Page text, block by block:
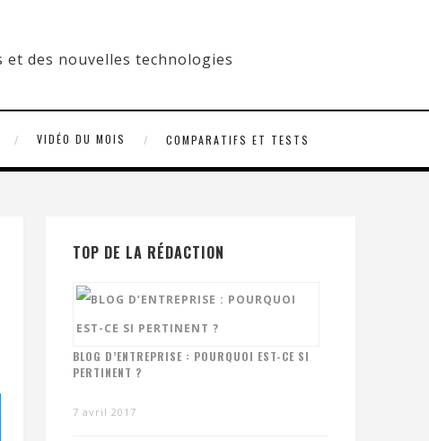
VIDÉO DU MOIS COMPARATIFS ET TESTS
TOP DE LA RÉDACTION
BLOG D’ENTREPRISE : POURQUOI EST-CE SI
PERTINENT ?
7 avril 2017